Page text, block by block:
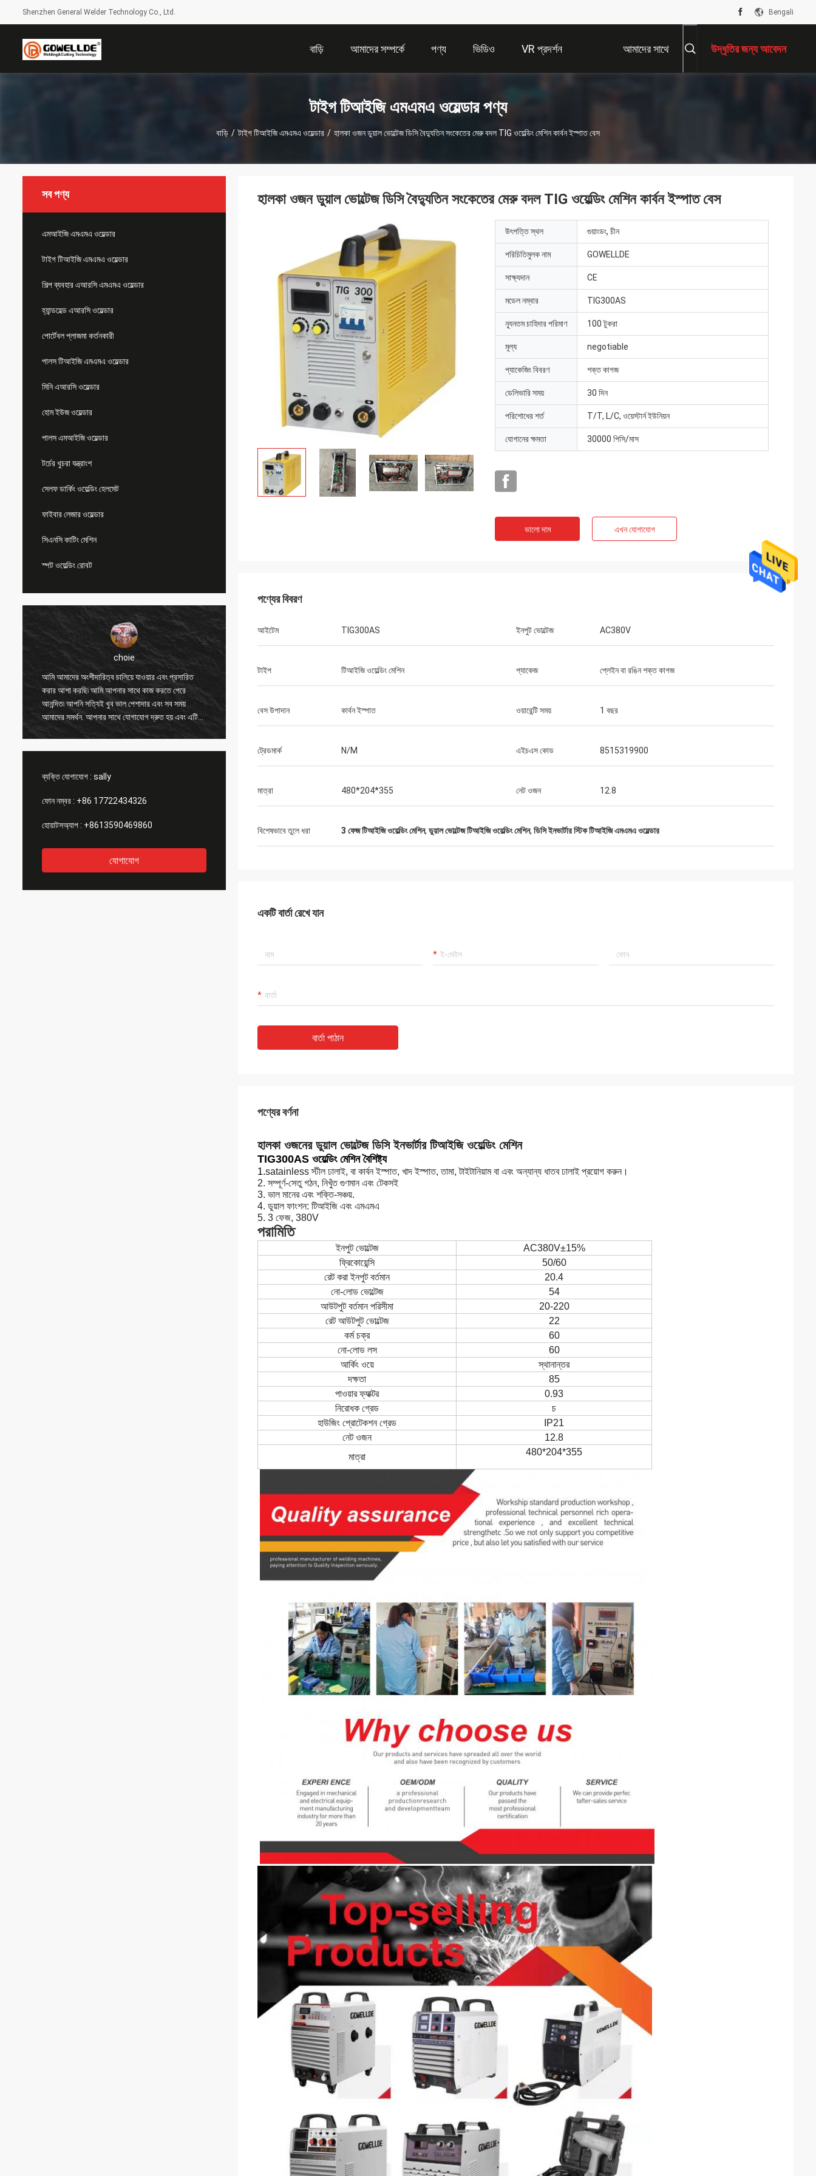
Shenzhen General Welder Technology Co., Ltd. Bengali
বাড়ি আমাদের সম্পর্কে পণ্য ভিডিও VR প্রদর্শন আমাদের সাথে উদ্ধৃতির জন্য আবেদন
টাইগ টিআইজি এমএমএ ওয়েল্ডার পণ্য
বাড়ি / টাইগ টিআইজি এমএমএ ওয়েল্ডার / হালকা ওজন ডুয়াল ভোল্টেজ ডিসি বৈদ্যুতিন সংকেতের মেরু বদল TIG ওয়েল্ডিং মেশিন কার্বন ইস্পাত বেস
সব পণ্য
এমআইজি এমএমএ ওয়েল্ডার
টাইগ টিআইজি এমএমএ ওয়েল্ডার
শিল্প ব্যবহার এআরসি এমএমএ ওয়েল্ডার
হ্যান্ডহেল্ড এআরসি ওয়েল্ডার
পোর্টেবল প্লাজমা কর্তনকারী
পালস টিআইজি এমএমএ ওয়েল্ডার
মিনি এআরসি ওয়েল্ডার
হোম ইউজ ওয়েল্ডার
পালস এমআইজি ওয়েল্ডার
টর্চের খুচরা যন্ত্রাংশ
সেলফ ডার্কিং ওয়েল্ডিং হেলমেট
ফাইবার লেজার ওয়েল্ডার
সিএনসি কাটিং মেশিন
স্পট ওয়েল্ডিং রোবট
choie
আমি আমাদের অংশীদারিত্ব চালিয়ে যাওয়ার এবং প্রসারিত
করার আশা করছি৷ আমি আপনার সাথে কাজ করতে পেরে
আনন্দিত৷ আপনি সত্যিই খুব ভাল পেশাদার এবং সব সময়
আমাদের সমর্থন. আপনার সাথে যোগাযোগ দ্রুত হয় এবং এটি
সবচেয়ে গুরুত্বপূর্ণ বিষয়।
আমি আপনার সাথে সহযোগিতা করে সন্তুষ্ট, আপনি আমার এবং
এবং মূল্য যুক্তিসঙ্গত এবং প্রতিযোগিতামূলক, আমরা আপনার
ব্যক্তি যোগাযোগ : sally
ফোন নম্বর : +86 17722434326
হোয়াটসঅ্যাপ : +8613590469860
যোগাযোগ
হালকা ওজন ডুয়াল ভোল্টেজ ডিসি বৈদ্যুতিন সংকেতের মেরু বদল TIG ওয়েল্ডিং মেশিন কার্বন ইস্পাত বেস
উৎপত্তি স্থল গুয়াংডং, চীন
পরিচিতিমুলক নাম GOWELLDE
সাক্ষ্যদান CE
মডেল নম্বার TIG300AS
ন্যূনতম চাহিদার পরিমাণ 100 টুকরা
মূল্য negotiable
প্যাকেজিং বিবরণ শক্ত কাগজ
ডেলিভারি সময় 30 দিন
পরিশোধের শর্ত T/T, L/C, ওয়েস্টার্ন ইউনিয়ন
যোগানের ক্ষমতা 30000 পিসি/মাস
ভালো দাম এখন যোগাযোগ
পণ্যের বিবরণ
আইটেম TIG300AS ইনপুট ভোল্টেজ AC380V
টাইপ টিআইজি ওয়েল্ডিং মেশিন প্যাকেজ প্লেইন বা রঙিন শক্ত কাগজ
বেস উপাদান কার্বন ইস্পাত ওয়ারেন্টি সময় 1 বছর
ট্রেডমার্ক N/M এইচএস কোড 8515319900
মাত্রা 480*204*355 নেট ওজন 12.8
বিশেষভাবে তুলে ধরা 3 ফেজ টিআইজি ওয়েল্ডিং মেশিন, ডুয়াল ভোল্টেজ টিআইজি ওয়েল্ডিং মেশিন, ডিসি ইনভার্টার স্টিক টিআইজি এমএমএ ওয়েল্ডার
একটি বার্তা রেখে যান
বার্তা পাঠান
পণ্যের বর্ণনা
হালকা ওজনের ডুয়াল ভোল্টেজ ডিসি ইনভার্টার টিআইজি ওয়েল্ডিং মেশিন
TIG300AS ওয়েল্ডিং মেশিন বৈশিষ্ট্য
1.satainless স্টীল ঢালাই, বা কার্বন ইস্পাত, খাদ ইস্পাত, তামা, টাইটানিয়াম বা এবং অন্যান্য ধাতব ঢালাই প্রয়োগ করুন।
2. সম্পূর্ণ-সেতু গঠন, নিখুঁত গুণমান এবং টেকসই
3. ভাল মানের এবং শক্তি-সঞ্চয়.
4. ডুয়াল ফাংশন: টিআইজি এবং এমএমএ
5. 3 ফেজ, 380V
পরামিতি
ইনপুট ভোল্টেজ
AC380V±15%
ফ্রিকোয়েন্সি
50/60
রেট করা ইনপুট বর্তমান
20.4
নো-লোড ভোল্টেজ
54
আউটপুট বর্তমান পরিসীমা
20-220
রেট আউটপুট ভোল্টেজ
22
কর্ম চক্র
60
নো-লোড লস
60
আর্কিং ওয়ে
স্থানান্তর
দক্ষতা
85
পাওয়ার ফ্যাক্টর
0.93
নিরোধক গ্রেড
চ
হাউজিং প্রোটেকশন গ্রেড
IP21
নেট ওজন
12.8
মাত্রা
480*204*355